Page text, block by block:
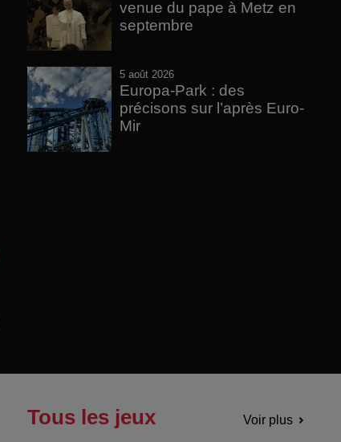
venue du pape à Metz en
septembre
5 août 2026
Europa-Park : des
précisons sur l’après Euro-
Mir
Tous les jeux Voir plus